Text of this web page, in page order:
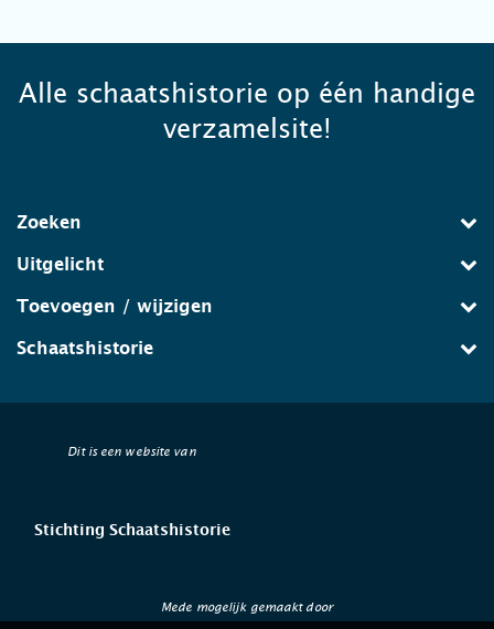
Alle schaatshistorie op één handige
verzamelsite!
Zoeken
Uitgelicht
Toevoegen / wijzigen
Schaatshistorie
Dit is een website van
Stichting Schaatshistorie
Mede mogelijk gemaakt door